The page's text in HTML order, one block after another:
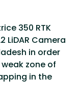
350 RTK
LiDAR Camera
in order
zone of
in the